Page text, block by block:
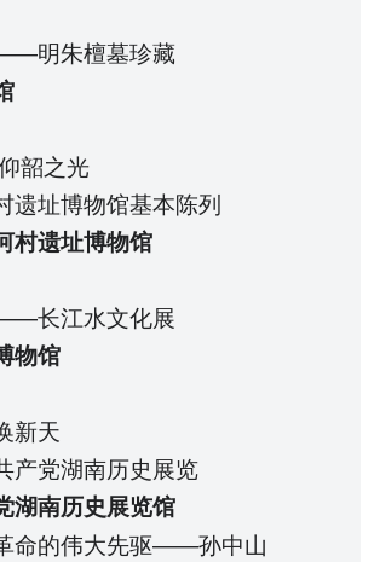
明朱檀墓珍藏
韶之光
址博物馆基本陈列
村遗址博物馆
长江水文化展
物馆
新天
党湖南历史展览
湖南历史展览馆
命的伟大先驱——孙中山